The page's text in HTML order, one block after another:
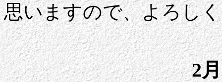
思いますので、よろし
2